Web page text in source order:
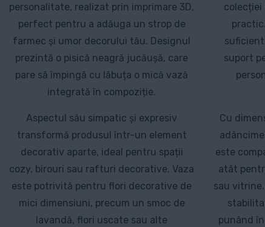
personalitate, realizat prin imprimare 3D,
perfect pentru a adăuga un strop de
farmec și umor decorului tău. Designul
prezintă o pisică neagră jucăușă, care
pare să împingă cu lăbuța o mică vază
integrată în compoziție.
Aspectul său simpatic și expresiv
transformă produsul într-un element
decorativ aparte, ideal pentru spații
cozy, birouri sau rafturi decorative. Vaza
este potrivită pentru flori decorative de
mici dimensiuni, precum un smoc de
lavandă, flori uscate sau alte
colecției
suport
Cu
este
atât
sau
punând